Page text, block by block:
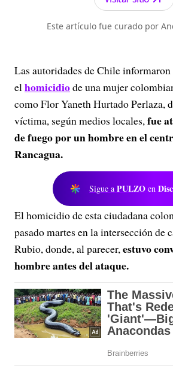
Este artículo fue curado por
Las autoridades de Chile
elhomicidiode una mujer
como Flor Yaneth Hurtado Perlaza,
víctima, según medios locales,fue
de fuego por un hombre en el
Rancagua.
Sigue a PULZO en
El homicidio de esta ciudadana
pasado martes en la intersección de
Rubio, donde, al parecer,estuvo
hombre antes del ataque.